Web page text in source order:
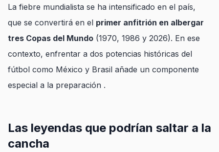
La fiebre mundialista se ha intensificado en el país,
que se convertirá en el primer anfitrión en albergar
tres Copas del Mundo (1970, 1986 y 2026). En ese
contexto, enfrentar a dos potencias históricas del
fútbol como México y Brasil añade un componente
especial a la preparación .
Las leyendas que podrían saltar a la
cancha